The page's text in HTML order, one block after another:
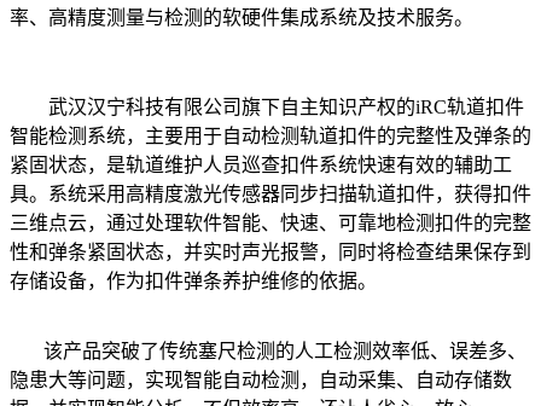
率、高精度测量与检测的软硬件集成系统及技术服务。
武汉汉宁科技有限公司旗下自主知识产权的iRC轨道扣件
智能检测系统，主要用于自动检测轨道扣件的完整性及弹条的
紧固状态，是轨道维护人员巡查扣件系统快速有效的辅助工
具。系统采用高精度激光传感器同步扫描轨道扣件，获得扣件
三维点云，通过处理软件智能、快速、可靠地检测扣件的完整
性和弹条紧固状态，并实时声光报警，同时将检查结果保存到
存储设备，作为扣件弹条养护维修的依据。
该产品突破了传统塞尺检测的人工检测效率低、误差多、
隐患大等问题，实现智能自动检测，自动采集、自动存储数